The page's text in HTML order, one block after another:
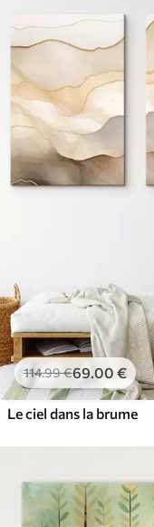
114.99€69 .00 €
Le ciel dans la brume